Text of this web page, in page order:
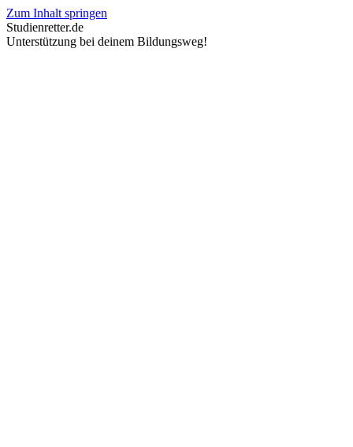
Zum Inhalt springen
Studienretter.de
Unterstützung bei deinem Bildungsweg!